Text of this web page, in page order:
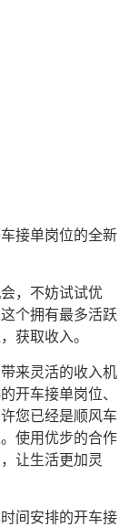
接单岗位的全新
，不妨试试优
个拥有最多活跃
获取收入。
来灵活的收入机
开车接单岗位、
您已经是顺风车
使用优步的合作
让生活更加灵
间安排的开车接